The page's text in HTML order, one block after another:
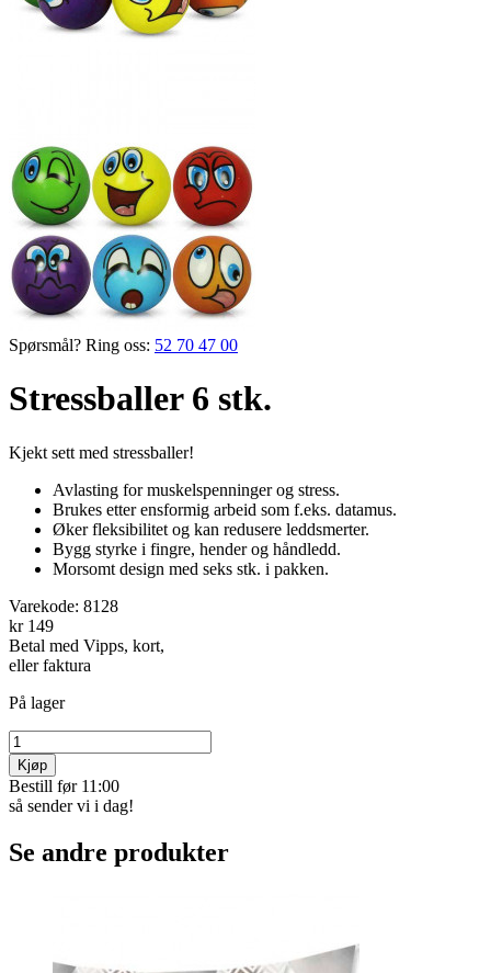
Spørsmål? Ring oss: 52 70 47 00
Stressballer 6 stk.
Kjekt sett med stressballer!
Avlasting for muskelspenninger og stress.
Brukes etter ensformig arbeid som f.eks. datamus.
Øker fleksibilitet og kan redusere leddsmerter.
Bygg styrke i fingre, hender og håndledd.
Morsomt design med seks stk. i pakken.
Varekode: 8128
kr 149
Betal med Vipps, kort,
eller faktura
På lager
Kjøp
Bestill før 11:00
så sender vi i dag!
Se andre produkter